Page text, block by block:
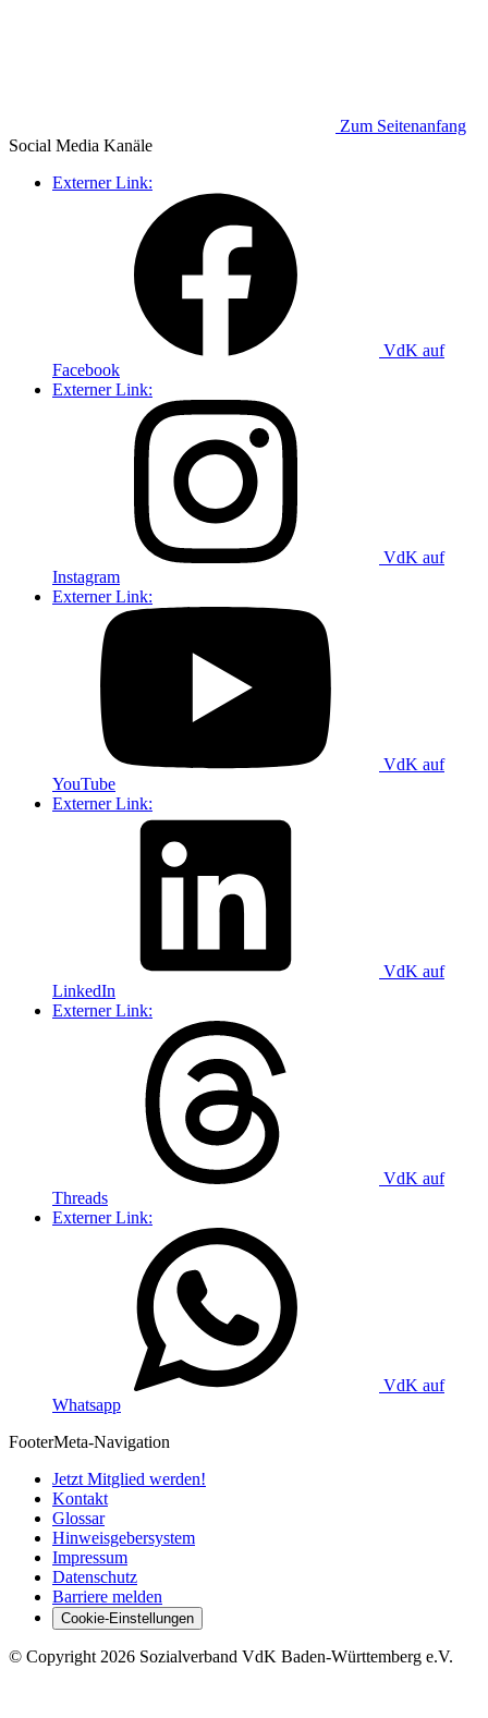
Zum Seitenanfang
Social Media Kanäle
Externer Link:
VdK auf
Facebook
Externer Link:
VdK auf
Instagram
Externer Link:
VdK auf
YouTube
Externer Link:
VdK auf
LinkedIn
Externer Link:
VdK auf
Threads
Externer Link:
VdK auf
Whatsapp
FooterMeta-Navigation
Jetzt Mitglied werden!
Kontakt
Glossar
Hinweisgebersystem
Impressum
Datenschutz
Barriere melden
Cookie-Einstellungen
© Copyright 2026 Sozialverband VdK Baden-Württemberg e.V.